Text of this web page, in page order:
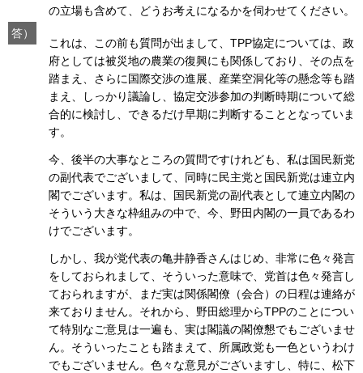
の立場も含めて、どうお考えになるかを伺わせてください。
答）
これは、この前も質問が出まして、TPP協定については、政
府としては被災地の農業の復興にも関係しており、その点を
踏まえ、さらに国際交渉の進展、産業空洞化等の懸念等も踏
まえ、しっかり議論し、協定交渉参加の判断時期について総
合的に検討し、できるだけ早期に判断することとなっていま
す。
今、後半の大事なところの質問ですけれども、私は国民新党
の副代表でございまして、同時に民主党と国民新党は連立内
閣でございます。私は、国民新党の副代表として連立内閣の
そういう大きな枠組みの中で、今、野田内閣の一員であるわ
けでございます。
しかし、我が党代表の亀井静香さんはじめ、非常に色々発言
をしておられまして、そういった意味で、党首は色々発言し
ておられますが、まだ実は関係閣僚（会合）の日程は連絡が
来ておりません。それから、野田総理からTPPのことについ
て特別なご意見は一遍も、実は閣議の閣僚懇でもございませ
ん。そういったことも踏まえて、所属政党も一色というわけ
でもございません。色々な意見がございますし、特に、松下